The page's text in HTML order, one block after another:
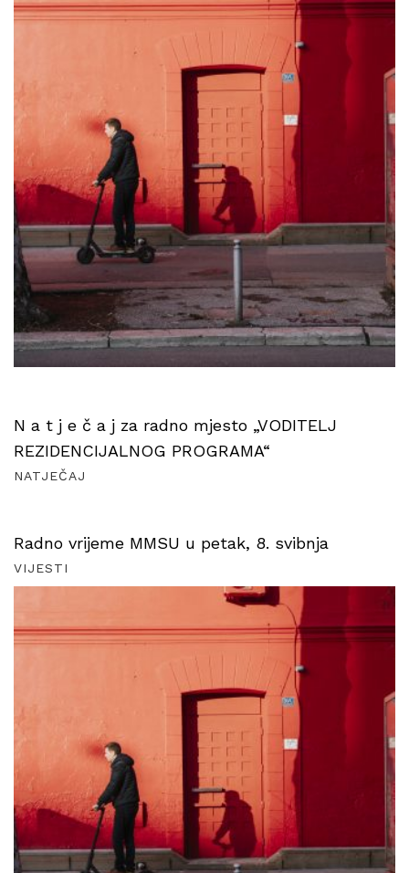
N a t j e č a j za radno mjesto „VODITELJ
REZIDENCIJALNOG PROGRAMA“
NATJEČAJ
Radno vrijeme MMSU u petak, 8. svibnja
VIJESTI